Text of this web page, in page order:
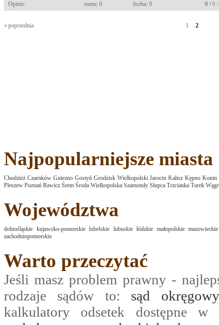
Opinie: suma: 0 liczba: 0 0 /0 /
« poprzednia 1 2
Najpopularniejsze miasta
Chodzież Czarnków Gniezno Gostyń Grodzisk Wielkopolski Jarocin Kalisz Kępno Konin
Pleszew Poznań Rawicz Śrem Środa Wielkopolska Szamotuły Słupca Trzcianka Turek
Województwa
dolnośląskie kujawsko-pomorskie lubelskie lubuskie łódzkie małopolskie mazowieckie
zachodniopomorskie
Warto przeczytać
Jeśli masz problem prawny -
rodzaje sądów to: sąd okręgowy
kalkulatory odsetek dostępne